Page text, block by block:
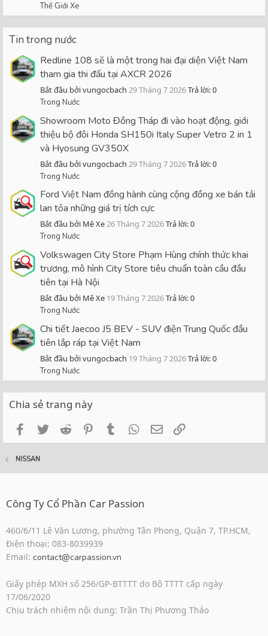
Thế Giới Xe
Tin trong nước
Redline 108 sẽ là một trong hai đại diện Việt Nam
tham gia thi đấu tại AXCR 2026
Bắt đầu bởi vungocbach 29 Tháng 7 2026Trả lời: 0
Trong Nước
Showroom Moto Đồng Tháp đi vào hoạt động, giới
thiệu bộ đôi Honda SH150i Italy Super Vetro 2 in 1
và Hyosung GV350X
Bắt đầu bởi vungocbach 29 Tháng 7 2026Trả lời: 0
Trong Nước
Ford Việt Nam đồng hành cùng cộng đồng xe bán tải
lan tỏa những giá trị tích cực
Bắt đầu bởi Mê Xe26 Tháng 7 2026Trả lời: 0
Trong Nước
Volkswagen City Store Phạm Hùng chính thức khai
trương, mô hình City Store tiêu chuẩn toàn cầu đầu
tiên tại Hà Nội
Bắt đầu bởi Mê Xe 19 Tháng 7 2026Trả lời: 0
Trong Nước
Chi tiết Jaecoo J5 BEV - SUV điện Trung Quốc đầu
tiên lắp ráp tại Việt Nam
Bắt đầu bởi vungocbach 19 Tháng 7 2026Trả lời: 0
Trong Nước
Chia sẻ trang này
FacebookTwitterReddit PinterestTumblrWhatsApp
Email
NISSAN
Công Ty Cổ Phần Car Passion
460/6/11 Lê Văn Lương, phường Tân Phong, Quận 7, TP.HCM,
Điện thoại: 083-8039939
Email: contact@carpassion.vn
Giấy phép MXH số 256/GP-BTTTT do Bộ TTTT cấp ngày
17/06/2020
Chịu trách nhiệm nội dung: Trần Thị Phương Thảo